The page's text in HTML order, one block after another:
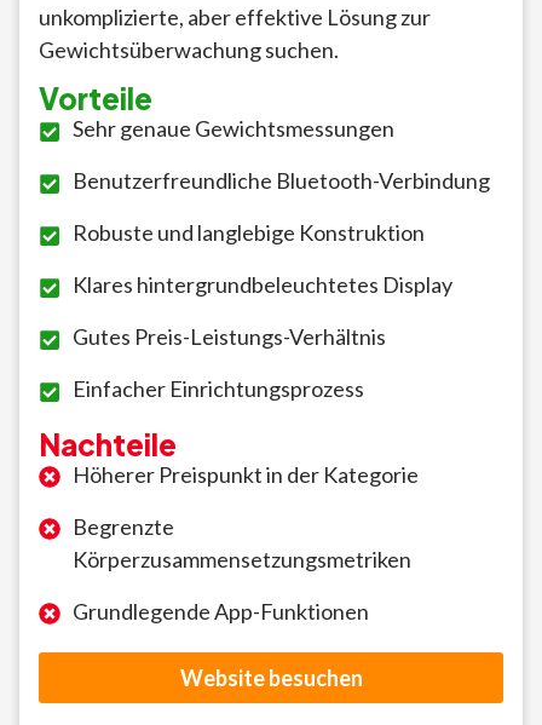
unkomplizierte, aber effektive Lösung zur
Gewichtsüberwachung suchen.
Vorteile
Sehr genaue Gewichtsmessungen
Benutzerfreundliche Bluetooth-Verbindung
Robuste und langlebige Konstruktion
Klares hintergrundbeleuchtetes Display
Gutes Preis-Leistungs-Verhältnis
Einfacher Einrichtungsprozess
Nachteile
Höherer Preispunkt in der Kategorie
Begrenzte
Körperzusammensetzungsmetriken
Grundlegende App-Funktionen
Website besuchen